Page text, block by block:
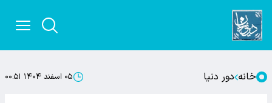
خانه دور دنیا ۰۵ اسفند ۱۴۰۴ ۰۰:۵۱